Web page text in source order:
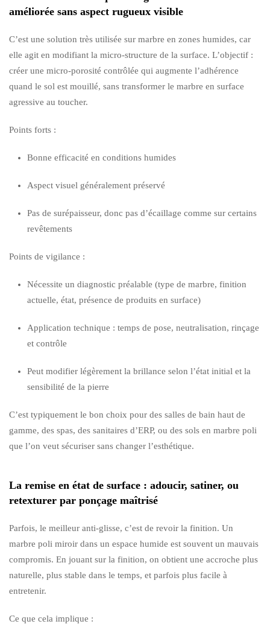
améliorée sans aspect rugueux visible
C’est une solution très utilisée sur marbre en zones humides, car
elle agit en modifiant la micro-structure de la surface. L’objectif :
créer une micro-porosité contrôlée qui augmente l’adhérence
quand le sol est mouillé, sans transformer le marbre en surface
agressive au toucher.
Points forts :
Bonne efficacité en conditions humides
Aspect visuel généralement préservé
Pas de surépaisseur, donc pas d’écaillage comme sur certains
revêtements
Points de vigilance :
Nécessite un diagnostic préalable (type de marbre, finition
actuelle, état, présence de produits en surface)
Application technique : temps de pose, neutralisation, rinçage
et contrôle
Peut modifier légèrement la brillance selon l’état initial et la
sensibilité de la pierre
C’est typiquement le bon choix pour des salles de bain haut de
gamme, des spas, des sanitaires d’ERP, ou des sols en marbre poli
que l’on veut sécuriser sans changer l’esthétique.
La remise en état de surface : adoucir, satiner, ou
retexturer par ponçage maîtrisé
Parfois, le meilleur anti-glisse, c’est de revoir la finition. Un
marbre poli miroir dans un espace humide est souvent un mauvais
compromis. En jouant sur la finition, on obtient une accroche plus
naturelle, plus stable dans le temps, et parfois plus facile à
entretenir.
Ce que cela implique :